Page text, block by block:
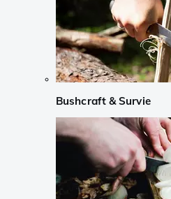
Bushcraft & Survie